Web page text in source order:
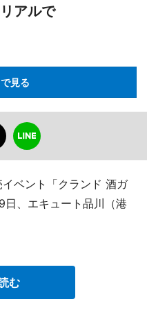
アルで
見る
ベント「クランド 酒ガ
日、エキュート品川（港
む